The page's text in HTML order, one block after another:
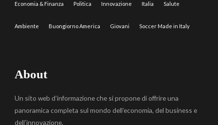
Economia & Finanza Politica Innovazione Italia Salute
Ambiente Buongiorno America Giovani Soccer Made in Italy
About
Un sito web d’informazione che si propone di offrire una
panoramica completa sul mondo dell’economia, del business e
dell’innovazione.